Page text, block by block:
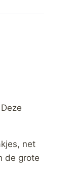
net
de grote